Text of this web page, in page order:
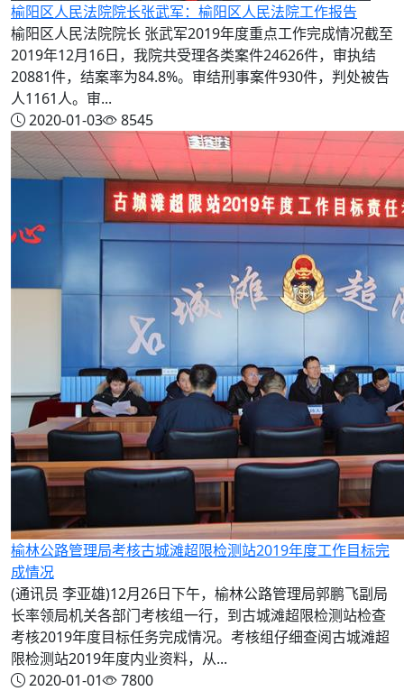
榆阳区人民法院院长张武军：榆阳区人民法院工作报告
榆阳区人民法院院长 张武军2019年度重点工作完成情况截至
2019年12月16日，我院共受理各类案件24626件，审执结
20881件，结案率为84.8%。审结刑事案件930件，判处被告
人1161人。审...
2020-01-03
8545
榆林公路管理局考核古城滩超限检测站2019年度工作目标完
成情况
(通讯员 李亚雄)12月26日下午，榆林公路管理局郭鹏飞副局
长率领局机关各部门考核组一行，到古城滩超限检测站检查
考核2019年度目标任务完成情况。考核组仔细查阅古城滩超
限检测站2019年度内业资料，从...
2020-01-01
7800